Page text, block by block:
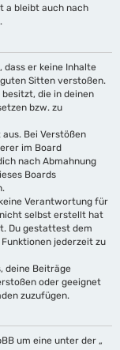
a bleibt auch nach
dass er keine Inhalte
Sitten verstoßen.
besitzt, die in deinen
bzw. zu
Bei Verstößen
im Board
nach Abmahnung
Boards
Verantwortung für
selbst erstellt hat
Du gestattest dem
jederzeit zu
deine Beiträge
oder geeignet
zuzufügen.
um eine unter der „